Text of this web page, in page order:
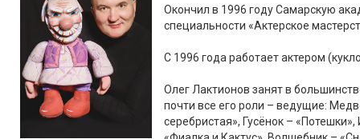
Окончил в 1996 году Самарскую
специальности «Актерское
С 1996 года работает актером
Олег Лактионов занят в
почти все его роли – ведущие:
серебристая», Гусёнок –